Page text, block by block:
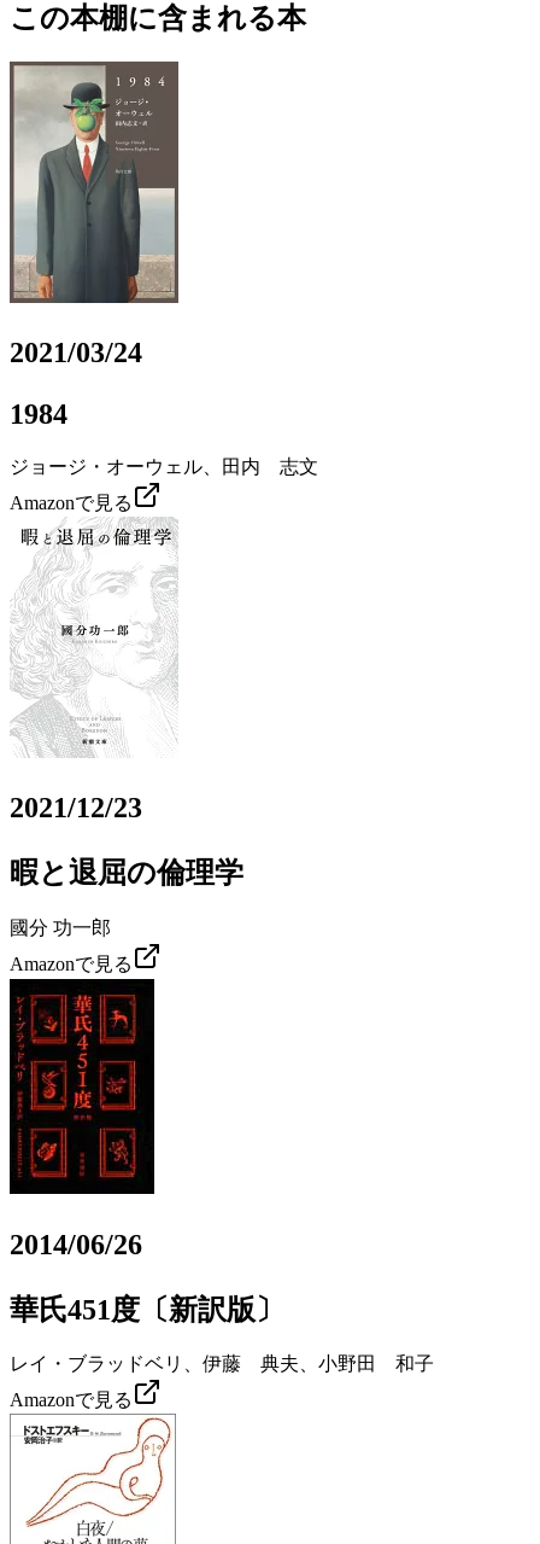
この本棚に含まれる本
2021/03/24
1984
ジョージ・オーウェル、田内 志文
Amazonで見る
2021/12/23
暇と退屈の倫理学
國分 功一郎
Amazonで見る
2014/06/26
華氏451度〔新訳版〕
レイ・ブラッドベリ、伊藤 典夫、小野田 和子
Amazonで見る